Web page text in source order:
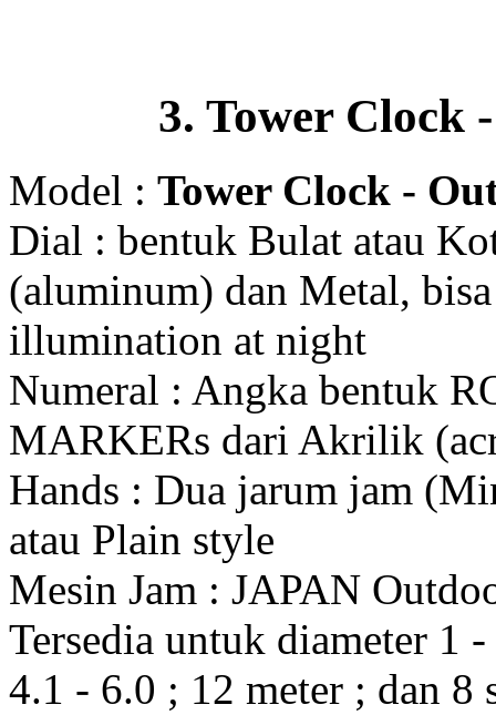
3. Tower Clock
Model : Tower Clock -
Dial : bentuk Bulat atau
(aluminum) dan Metal,
illumination at night
Numeral : Angka bentuk
MARKERs dari Akrilik
Hands : Dua jarum jam
atau Plain style
Mesin Jam : JAPAN
Tersedia untuk diameter 1
4.1 - 6.0 ; 12 meter ; dan 8